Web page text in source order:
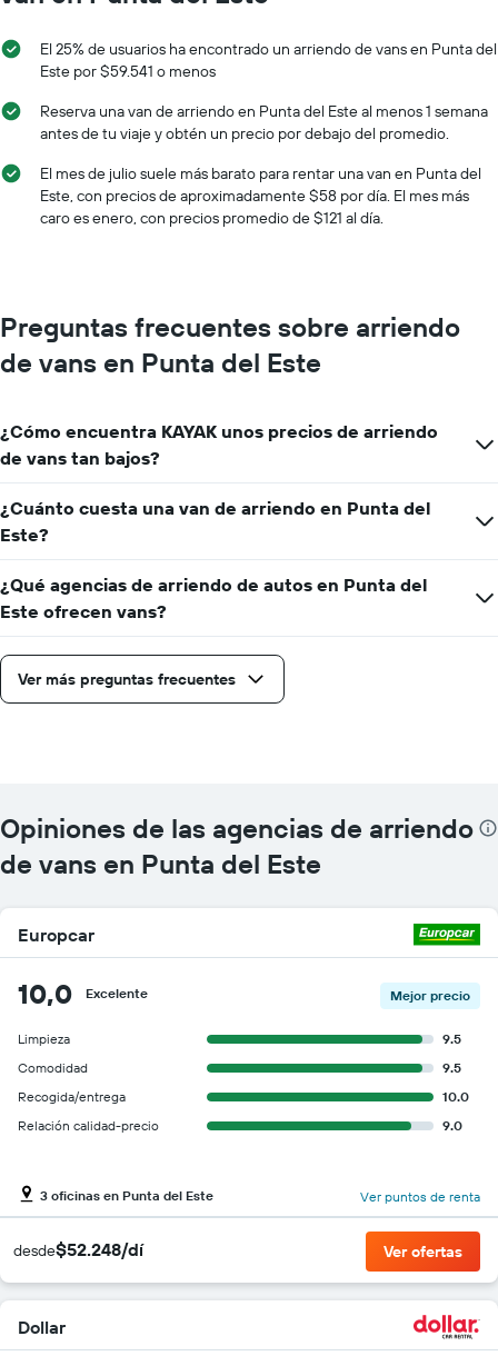
auto
de
por
día.
que
las
empresas
renta
de
autos.
eje
que
precio
más
de
un
auto
de
renta
empresa.
El 25% de usuarios ha encontrado un arriendo de vans en Punta del
Este por $59.541 o menos
Reserva una van de arriendo en Punta del Este al menos 1 semana
antes de tu viaje y obtén un precio por debajo del promedio.
El mes de julio suele más barato para rentar una van en Punta del
Este, con precios de aproximadamente $58 por día. El mes más
caro es enero, con precios promedio de $121 al día.
Preguntas frecuentes sobre arriendo
de vans en Punta del Este
¿Cómo encuentra KAYAK unos precios de arriendo
de vans tan bajos?
¿Cuánto cuesta una van de arriendo en Punta del
Este?
¿Qué agencias de arriendo de autos en Punta del
Este ofrecen vans?
Ver más preguntas frecuentes
Opiniones de las agencias de arriendo
de vans en Punta del Este
Europcar
10,0 Excelente Mejor precio
Limpieza
9.5
Comodidad
9.5
Recogida/entrega
10.0
Relación calidad-precio
9.0
3 oficinas en Punta del Este Ver puntos de renta
desde$52.248/dí Ver ofertas
Dollar